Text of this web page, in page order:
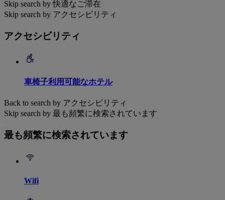
Skip search by 快適なご滞在
Skip search by アクセシビリティ
アクセシビリティ
車椅子利用可能なホテル
Back to search by アクセシビリティ
Skip search by 最も頻繁に検索されています
最も頻繁に検索されています
Wifi